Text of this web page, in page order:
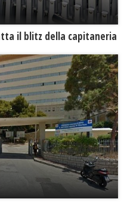
il blitz della capitaneria